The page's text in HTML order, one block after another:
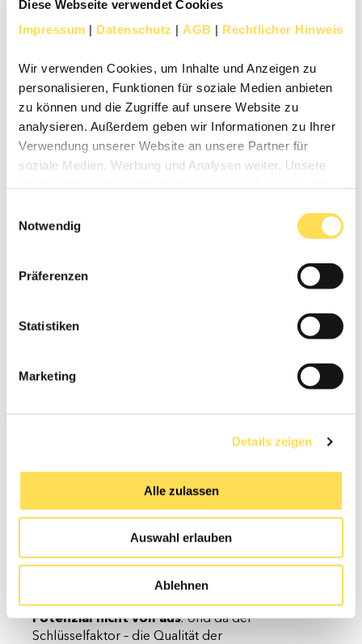
Diese Webseite verwendet Cookies
Impressum | Datenschutz | AGB | Rechtlicher Hinweis
Wir verwenden Cookies, um Inhalte und Anzeigen zu
personalisieren, Funktionen für soziale Medien anbieten
zu können und die Zugriffe auf unsere Website zu
analysieren. Außerdem geben wir Informationen zu Ihrer
Verwendung unserer Website an unsere Partner für
soziale Medien, Werbung und Analysen weiter. Unsere
haben oder die sie im Rahmen Ihrer Nutzung der Dienste
Notwendig
Präferenzen
Statistiken
Marketing
Details zeigen
Alle zulassen
Auswahl erlauben
Ablehnen
in interdisziplinäre Workshops. Räume, die explizit
Abteilungen
einladen sind deshalb ein zentrales
Modulare, anpassbare Flächen ermöglichen dabei
die nötige Flexibilität für unterschiedliche
Nutzungsszenarien.
Ein erhebliches Potenzial wartet
darauf, gehoben zu werden
Verteilung der Gruppen: Rund 60 Prozent der
in ihrer Tätigkeit gehören zu den mittel
innovativen Gruppen. Nur 40 Prozent zählen zu
den wirklich hoch Innovativen.
Das bedeutet umgekehrt: Die
Wissensarbeitenden schöpft ihr innovatives
Potenzial nicht voll aus. Und da der
Schlüsselfaktor – die Qualität der